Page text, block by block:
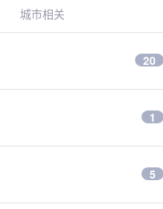
城市相关
20
1
5